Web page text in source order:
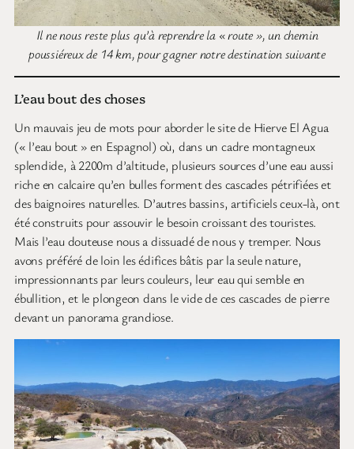
Il ne nous reste plus qu’à reprendre la « route », un chemin
poussiéreux de 14 km, pour gagner notre destination suivante
L’eau bout des choses
Un mauvais jeu de mots pour aborder le site de Hierve El Agua
(« l’eau bout » en Espagnol) où, dans un cadre montagneux
splendide, à 2200m d’altitude, plusieurs sources d’une eau aussi
riche en calcaire qu’en bulles forment des cascades pétrifiées et
des baignoires naturelles. D’autres bassins, artificiels ceux-là, ont
été construits pour assouvir le besoin croissant des touristes.
Mais l’eau douteuse nous a dissuadé de nous y tremper. Nous
avons préféré de loin les édifices bâtis par la seule nature,
impressionnants par leurs couleurs, leur eau qui semble en
ébullition, et le plongeon dans le vide de ces cascades de pierre
devant un panorama grandiose.